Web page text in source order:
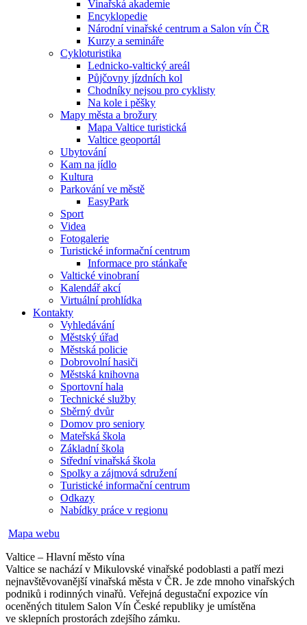
Vinařská akademie
Encyklopedie
Národní vinařské centrum a Salon vín ČR
Kurzy a semináře
Cykloturistika
Lednicko-valtický areál
Půjčovny jízdních kol
Chodníky nejsou pro cyklisty
Na kole i pěšky
Mapy města a brožury
Mapa Valtice turistická
Valtice geoportál
Ubytování
Kam na jídlo
Kultura
Parkování ve městě
EasyPark
Sport
Videa
Fotogalerie
Turistické informační centrum
Informace pro stánkaře
Valtické vinobraní
Kalendář akcí
Virtuální prohlídka
Kontakty
Vyhledávání
Městský úřad
Městská policie
Dobrovolní hasiči
Městská knihovna
Sportovní hala
Technické služby
Sběrný dvůr
Domov pro seniory
Mateřská škola
Základní škola
Střední vinařská škola
Spolky a zájmová sdružení
Turistické informační centrum
Odkazy
Nabídky práce v regionu
Mapa webu
Valtice – Hlavní město vína
Valtice se nachází v Mikulovské vinařské podoblasti a patří mezi
nejnavštěvovanější vinařská města v ČR. Je zde mnoho vinařských
podniků i rodinných vinařů. Veřejná degustační expozice vín
oceněných titulem Salon Vín České republiky je umístěna
ve sklepních prostorách zdejšího zámku.